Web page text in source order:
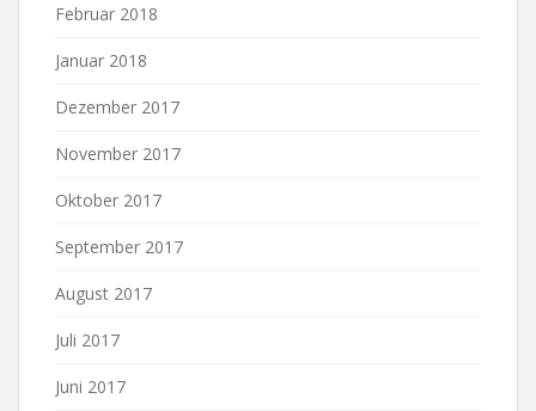
Februar 2018
Januar 2018
Dezember 2017
November 2017
Oktober 2017
September 2017
August 2017
Juli 2017
Juni 2017